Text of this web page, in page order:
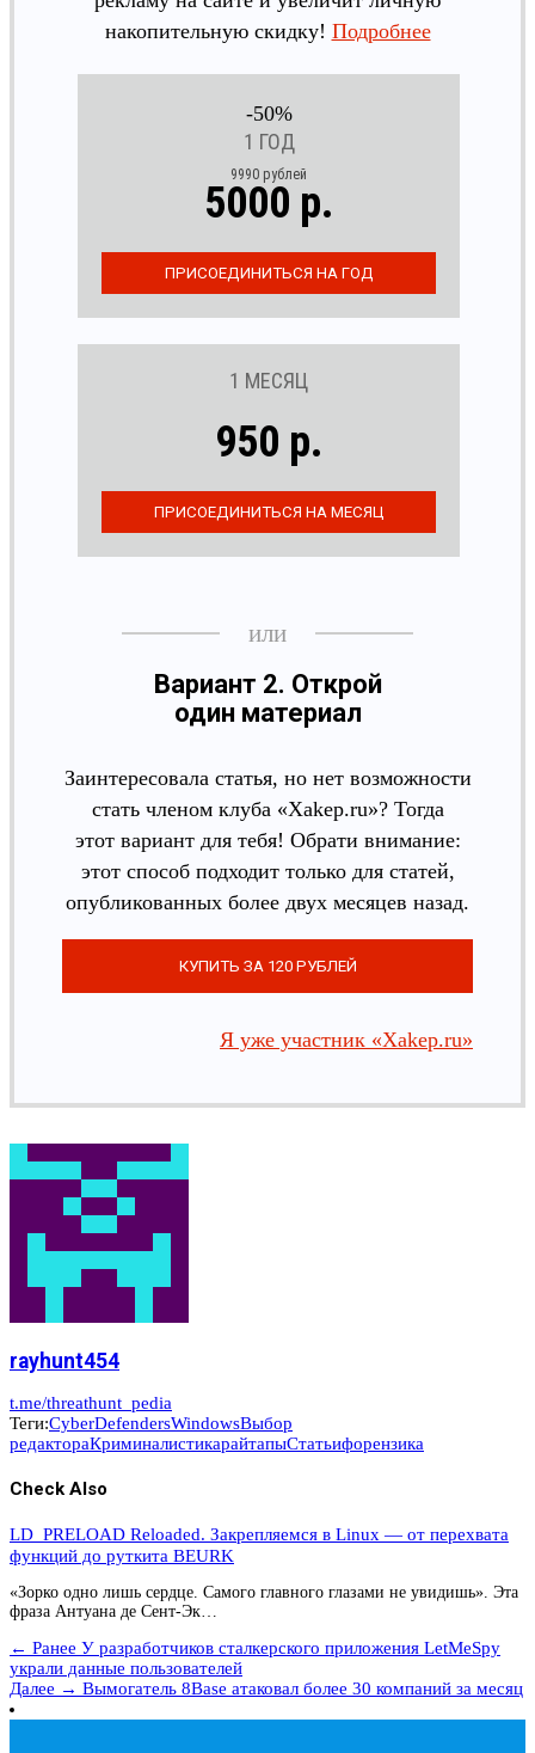
накопительную скидку! Подробнее
-50%
1 ГОД
9990 рублей
5000 р.
1 МЕСЯЦ
950 р.
Вариант 2. Открой
один материал
Заинтересовала статья, но нет возможности
стать членом клуба «Xakep.ru»? Тогда
этот вариант для тебя! Обрати внимание:
этот способ подходит только для статей,
опубликованных более двух месяцев назад.
Я уже участник «Xakep.ru»
rayhunt454
t.me/threathunt_pedia
Теги:CyberDefendersWindowsВыбор
редактораКриминалистикарайтапыСтатьифорензика
Check Also
LD_PRELOAD Reloaded. Закрепляемся в Linux — от перехвата
функций до руткита BEURK
«Зорко одно лишь сердце. Самого главного глазами не увидишь». Эта
фраза Антуана де Сент-Эк…
← Ранее У разработчиков сталкерского приложения LetMeSpy
украли данные пользователей
Далее → Вымогатель 8Base атаковал более 30 компаний за месяц